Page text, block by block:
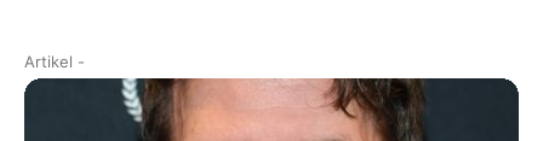
Artikel -